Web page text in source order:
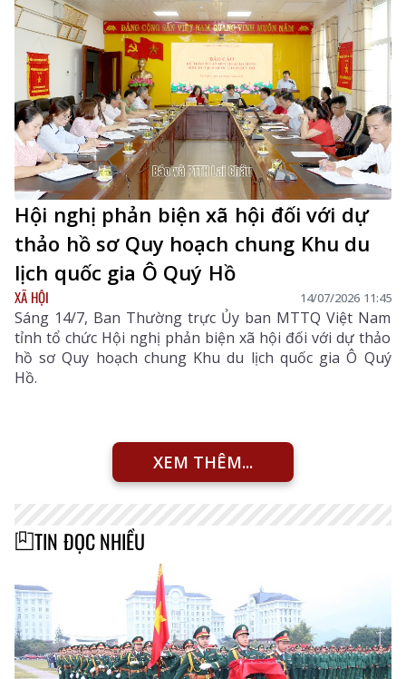
Hội nghị phản biện xã hội đối với dự
thảo hồ sơ Quy hoạch chung Khu du
lịch quốc gia Ô Quý Hồ
XÃ HỘI 14/07/2026 11:45
Sáng 14/7, Ban Thường trực Ủy ban MTTQ Việt Nam
tỉnh tổ chức Hội nghị phản biện xã hội đối với dự thảo
hồ sơ Quy hoạch chung Khu du lịch quốc gia Ô Quý
Hồ.
XEM THÊM...
TIN ĐỌC NHIỀU